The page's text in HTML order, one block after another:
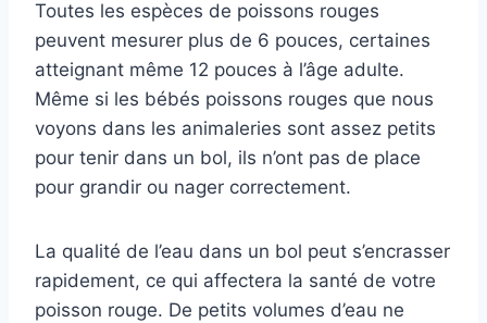
Toutes les espèces de poissons rouges
peuvent mesurer plus de 6 pouces, certaines
atteignant même 12 pouces à l’âge adulte.
Même si les bébés poissons rouges que nous
voyons dans les animaleries sont assez petits
pour tenir dans un bol, ils n’ont pas de place
pour grandir ou nager correctement.
La qualité de l’eau dans un bol peut s’encrasser
rapidement, ce qui affectera la santé de votre
poisson rouge. De petits volumes d’eau ne